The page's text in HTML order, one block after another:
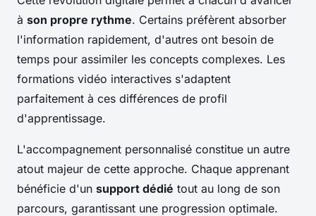
à son propre rythme. Certains préfèrent absorber
l'information rapidement, d'autres ont besoin de
temps pour assimiler les concepts complexes. Les
formations vidéo interactives s'adaptent
parfaitement à ces différences de profil
d'apprentissage.
L'accompagnement personnalisé constitue un autre
atout majeur de cette approche. Chaque apprenant
bénéficie d'un support dédié tout au long de son
parcours, garantissant une progression optimale.